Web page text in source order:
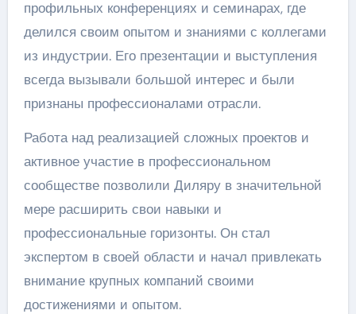
профильных конференциях и семинарах, где
делился своим опытом и знаниями с коллегами
из индустрии. Его презентации и выступления
всегда вызывали большой интерес и были
признаны профессионалами отрасли.
Работа над реализацией сложных проектов и
активное участие в профессиональном
сообществе позволили Диляру в значительной
мере расширить свои навыки и
профессиональные горизонты. Он стал
экспертом в своей области и начал привлекать
внимание крупных компаний своими
достижениями и опытом.